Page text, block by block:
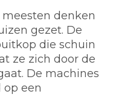
denken
gezet. De
die schuin
ze zich door de
De machines
een